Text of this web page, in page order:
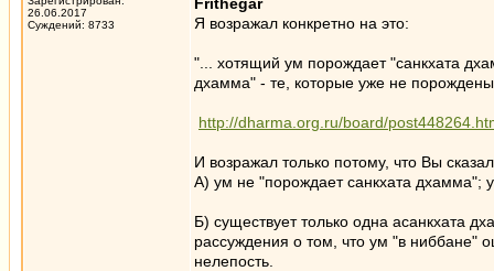
26.06.2017
Суждений: 8733
Я возражал конкретно на это:
"... хотящий ум порождает "санкхата
дхамма" - те, которые уже не
http://dharma.org.ru/board/
И возражал только потому, что Вы
А) ум не "порождает санкхата дхамма";
Б) существует только одна асанкхата
рассуждения о том, что ум "в ниббане"
нелепость.